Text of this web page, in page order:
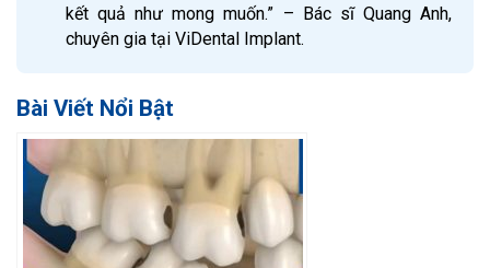
kết quả như mong muốn.” – Bác sĩ Quang Anh,
chuyên gia tại ViDental Implant.
Bài Viết Nổi Bật